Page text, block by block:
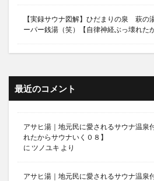
【実録サウナ図解】ひだまりの泉 萩の
ーパー銭湯（笑）【自律神経ぶっ壊れた
最近のコメント
アサヒ湯｜地元民に愛されるサウナ温泉
れたからサウナいく０８】
に ツノユキ より
アサヒ湯｜地元民に愛されるサウナ温泉